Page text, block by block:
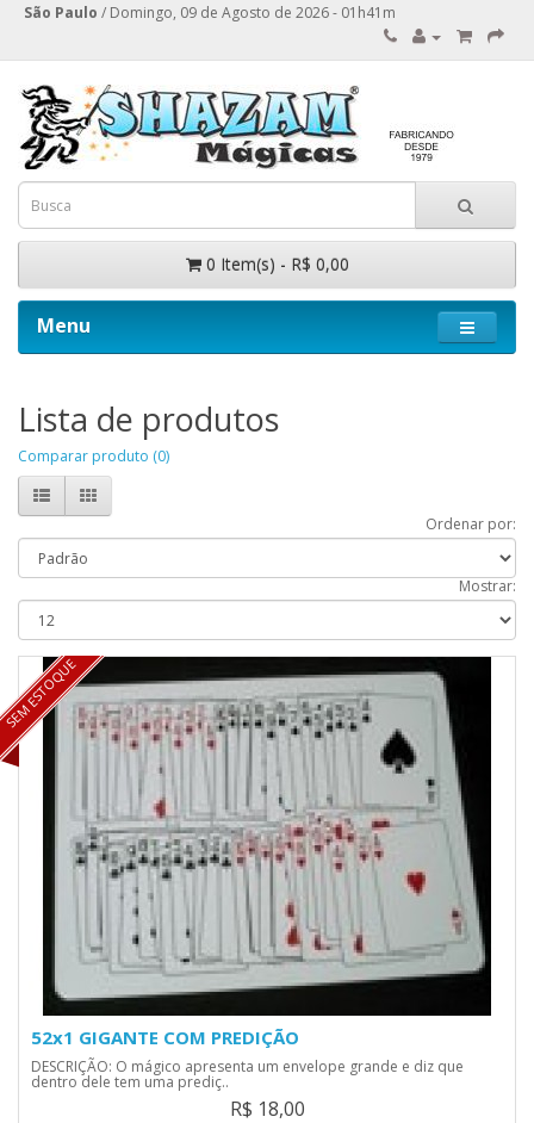
São Paulo / Domingo, 09 de Agosto de 2026 - 01h41m
0 Item(s) - R$ 0,00
Menu
Lista de produtos
Comparar produto (0)
Ordenar por:
Mostrar:
SEM ESTOQUE
52x1 GIGANTE COM PREDIÇÃO
DESCRIÇÃO: O mágico apresenta um envelope grande e diz que
dentro dele tem uma prediç..
R$ 18,00